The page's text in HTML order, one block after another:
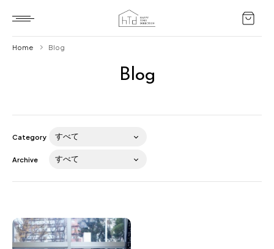
Blog
Blog
Home Blog
Category
Archive